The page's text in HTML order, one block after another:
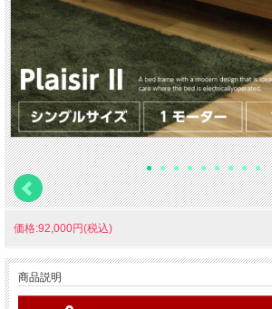
価格:92,000円(税込)
商品説明